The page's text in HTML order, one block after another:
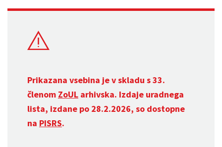
Prikazana vsebina je v skladu s 33.
členom ZoUL arhivska. Izdaje uradnega
lista, izdane po 28.2.2026, so dostopne
na PISRS.